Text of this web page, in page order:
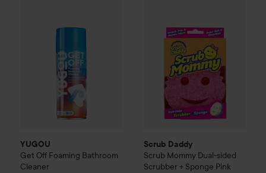
YUGOU
Get Off Foaming Bathroom
Cleaner
Scrub Daddy
Scrub Mommy Dual-sided
Scrubber + Sponge Pink